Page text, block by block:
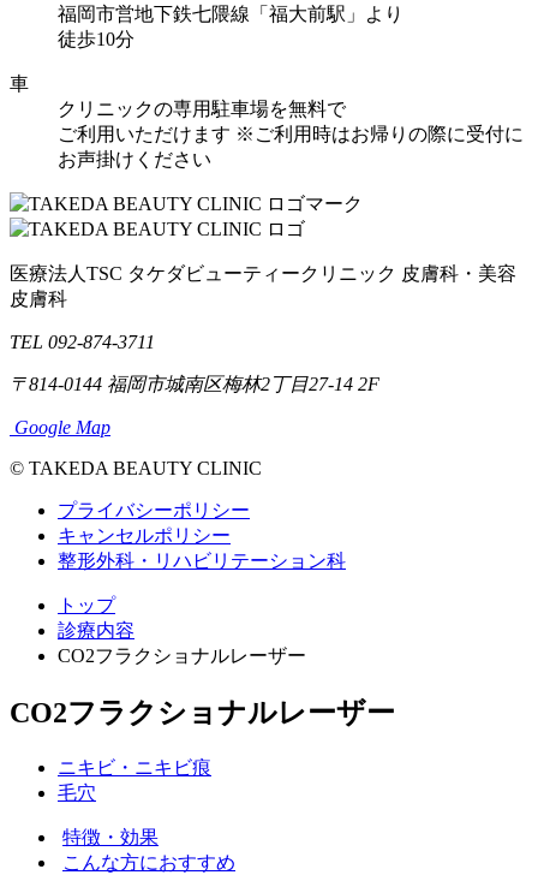
福岡市営地下鉄七隈線「福大前駅」より
徒歩10分
車
クリニックの専用駐車場を無料で
ご利用いただけます ※ご利用時はお帰りの際に受付に
お声掛けください
医療法人TSC タケダビューティークリニック 皮膚科・美容
皮膚科
TEL 092-874-3711
〒814-0144 福岡市城南区梅林2丁目27-14 2F
Google Map
© TAKEDA BEAUTY CLINIC
プライバシーポリシー
キャンセルポリシー
整形外科・リハビリテーション科
トップ
診療内容
CO2フラクショナルレーザー
CO2フラクショナルレーザー
ニキビ・ニキビ痕
毛穴
特徴・効果
こんな方におすすめ